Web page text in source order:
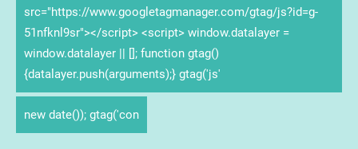
src="https://www.googletagmanager.com/gtag/js?id=g-
51nfknl9sr"></script> <script> window.datalayer =
window.datalayer || []; function gtag()
{datalayer.push(arguments);} gtag('js'
new date()); gtag('con